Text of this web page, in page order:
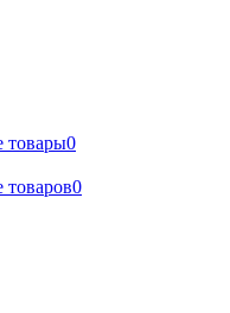
товары0
товаров0